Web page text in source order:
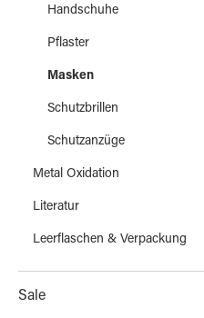
Handschuhe
Pflaster
Masken
Schutzbrillen
Schutzanzüge
Metal Oxidation
Literatur
Leerflaschen & Verpackung
Sale